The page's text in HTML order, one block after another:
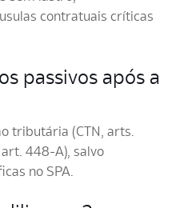
contratuais críticas
passivos após a
tributária (CTN, arts.
448-A), salvo
no SPA.